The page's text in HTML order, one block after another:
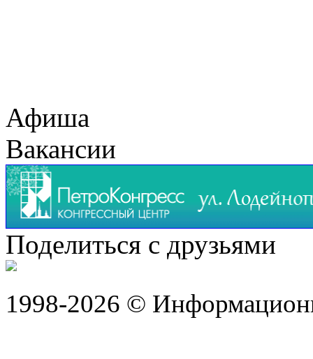
Афиша
Вакансии
Поделиться с друзьями
1998-2026 ©